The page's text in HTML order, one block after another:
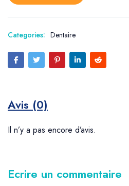
Categories: Dentaire
Avis (0)
Il n’y a pas encore d’avis.
Ecrire un commentaire